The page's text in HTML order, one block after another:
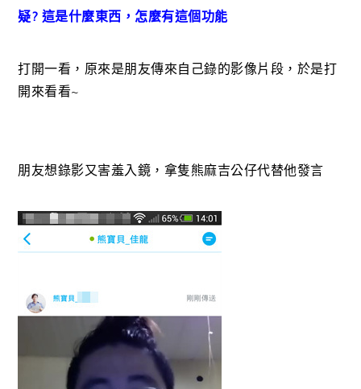
疑? 這是什麼東西，怎麼有這個功能
打開一看，原來是朋友傳來自己錄的影像片段，於是打
開來看看~
朋友想錄影又害羞入鏡，拿隻熊麻吉公仔代替他發言